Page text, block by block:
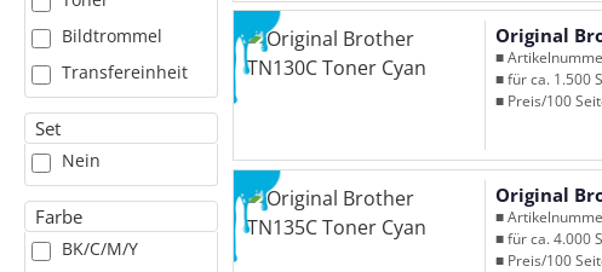
Bildtrommel
Transfereinheit
Set
Nein
Farbe
BK/C/M/Y
Original
■
■ für ca. 1.500
■ Preis/100
Original
■
■ für ca. 4.000
■ Preis/100